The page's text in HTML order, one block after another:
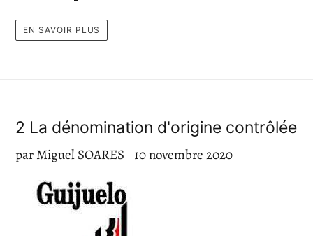
EN SAVOIR PLUS
2 La dénomination d'origine contrôlée
par Miguel SOARES 10 novembre 2020